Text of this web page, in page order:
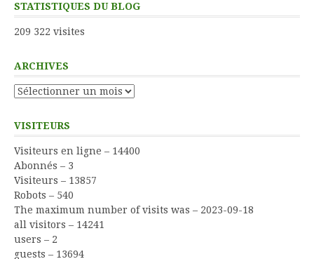
STATISTIQUES DU BLOG
209 322 visites
ARCHIVES
Archives
VISITEURS
Visiteurs en ligne – 14400
Abonnés – 3
Visiteurs – 13857
Robots – 540
The maximum number of visits was – 2023-09-18
all visitors – 14241
users – 2
guests – 13694